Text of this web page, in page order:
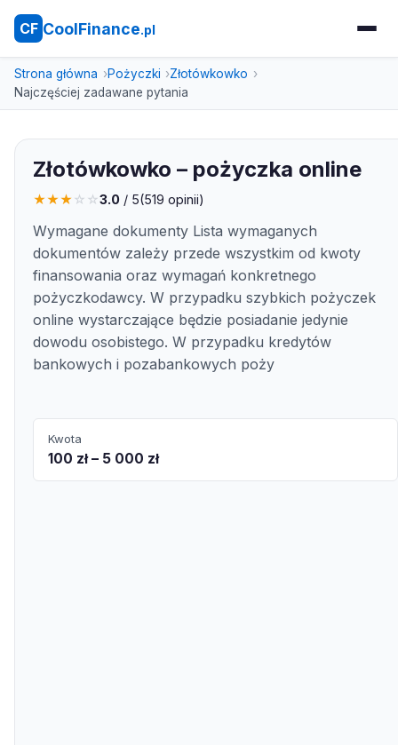
CF CoolFinance.pl
Strona główna Pożyczki
Złotówkowko
Najczęściej zadawane pytania
Złotówkowko – pożyczka online
★★★☆ ☆3.0 / 5(519 opinii)
Wymagane dokumenty Lista wymaganych
dokumentów zależy przede wszystkim od kwoty
finansowania oraz wymagań konkretnego
pożyczkodawcy. W przypadku szybkich pożyczek
online wystarczające będzie posiadanie jedynie
dowodu osobistego. W przypadku kredytów
bankowych i pozabankowych poży
Kwota
100 zł – 5 000 zł